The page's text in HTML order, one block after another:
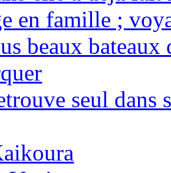
en famille ;
beaux bateaux
seul dans